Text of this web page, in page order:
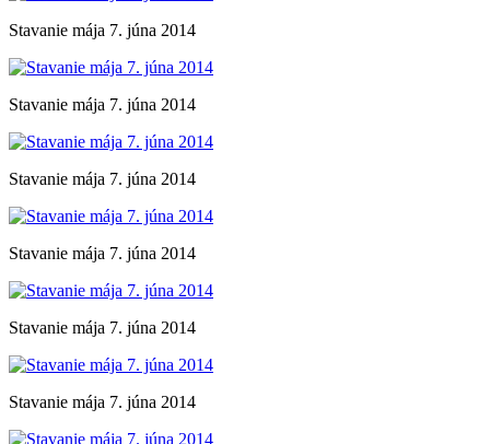
Stavanie mája 7. júna 2014
Stavanie mája 7. júna 2014
Stavanie mája 7. júna 2014
Stavanie mája 7. júna 2014
Stavanie mája 7. júna 2014
Stavanie mája 7. júna 2014